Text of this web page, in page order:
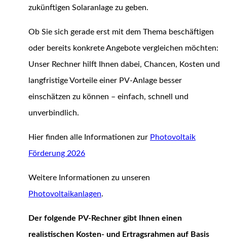
zukünftigen Solaranlage zu geben.
Ob Sie sich gerade erst mit dem Thema beschäftigen
oder bereits konkrete Angebote vergleichen möchten:
Unser Rechner hilft Ihnen dabei, Chancen, Kosten und
langfristige Vorteile einer PV-Anlage besser
einschätzen zu können – einfach, schnell und
unverbindlich.
Hier finden alle Informationen zur Photovoltaik
Förderung 2026
Weitere Informationen zu unseren
Photovoltaikanlagen.
Der folgende PV-Rechner gibt Ihnen einen
realistischen Kosten- und Ertragsrahmen auf Basis